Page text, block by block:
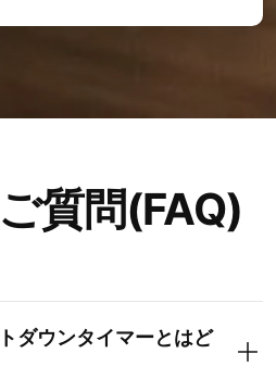
質問(FAQ)
ダウンタイマーとはど